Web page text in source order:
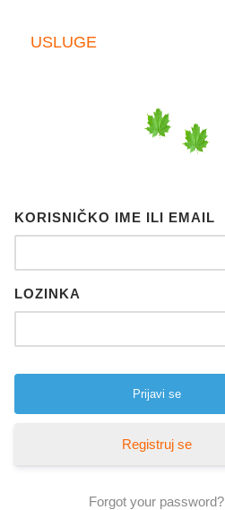
USLUGE
KORISNIČKO IME ILI EMAIL
LOZINKA
Registruj se
Forgot your password?